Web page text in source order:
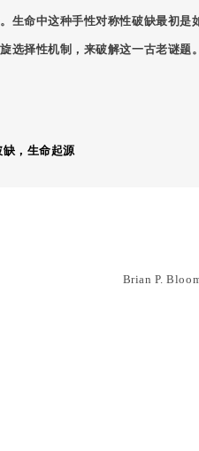
生命中这种手性对称性破缺最初是
选择性机制，来破解这一古老谜题。
，生命起源
Brian P.